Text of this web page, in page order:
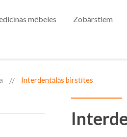
mēbeles Zobārstiem
Interdentālās birstītes